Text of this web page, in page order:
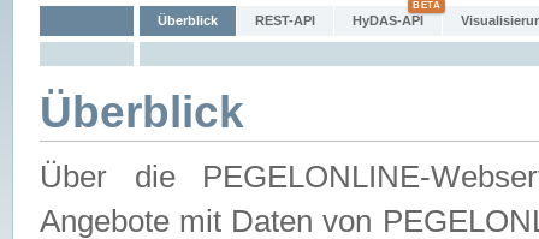
Überblick REST-API HyDAS-API
Überblick
Über die PEGELONLINE-
Angebote mit Daten von